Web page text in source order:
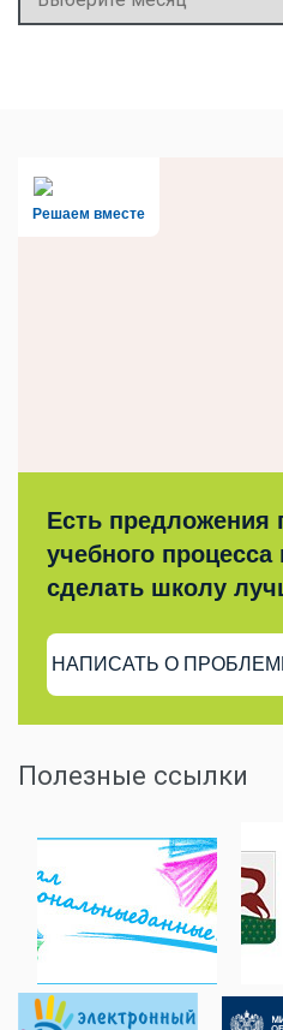
Решаем вместе
Есть предложения
учебного процесса
сделать школу
НАПИСАТЬ О
Полезные ссылки